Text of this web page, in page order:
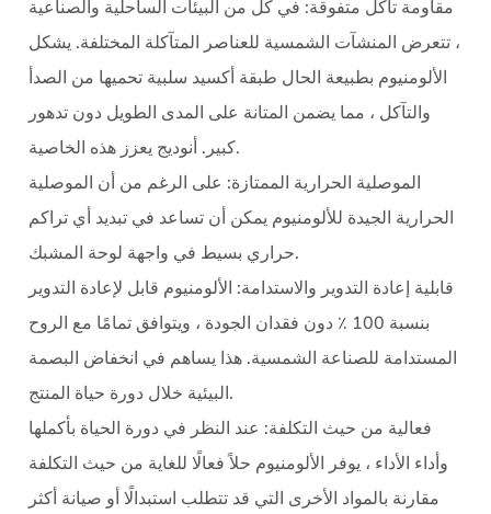
مقاومة تآكل متفوقة: في كل من البيئات الساحلية والصناعية
، تتعرض المنشآت الشمسية للعناصر المتآكلة المختلفة. يشكل
الألومنيوم بطبيعة الحال طبقة أكسيد سلبية تحميها من الصدأ
والتآكل ، مما يضمن المتانة على المدى الطويل دون تدهور
كبير. أنوديج يعزز هذه الخاصية.
الموصلية الحرارية الممتازة: على الرغم من أن الموصلية
الحرارية الجيدة للألومنيوم يمكن أن تساعد في تبديد أي تراكم
حراري بسيط في واجهة لوحة المشبك.
قابلية إعادة التدوير والاستدامة: الألومنيوم قابل لإعادة التدوير
بنسبة 100 ٪ دون فقدان الجودة ، ويتوافق تمامًا مع الروح
المستدامة للصناعة الشمسية. هذا يساهم في انخفاض البصمة
البيئية خلال دورة حياة المنتج.
فعالية من حيث التكلفة: عند النظر في دورة الحياة بأكملها
وأداء الأداء ، يوفر الألومنيوم حلاً فعالًا للغاية من حيث التكلفة
مقارنة بالمواد الأخرى التي قد تتطلب استبدالًا أو صيانة أكثر